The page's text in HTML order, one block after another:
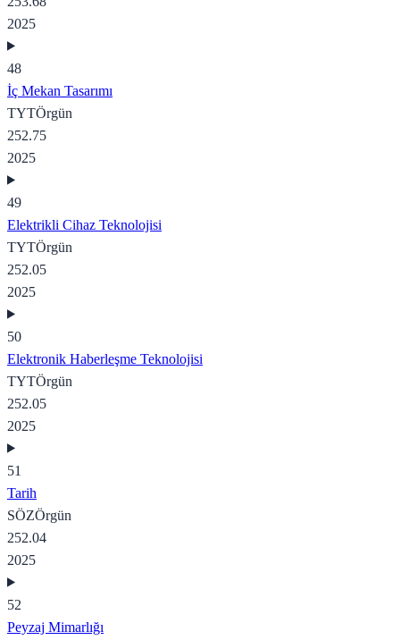
2025
48
İç Mekan Tasarımı
TYTÖrgün
252.75
2025
49
Elektrikli Cihaz Teknolojisi
TYTÖrgün
252.05
2025
50
Elektronik Haberleşme Teknolojisi
TYTÖrgün
252.05
2025
51
Tarih
SÖZÖrgün
252.04
2025
52
Peyzaj Mimarlığı